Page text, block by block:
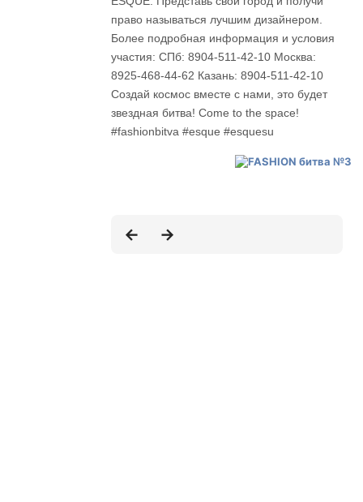
право называться лучшим дизайнером.
Более подробная информация и условия
участия: СПб: 8904-511-42-10 Москва:
8925-468-44-62 Казань: 8904-511-42-10
Создай космос вместе с нами, это будет
звездная битва! Сome to the space!
#fashionbitva #esque #esquesu